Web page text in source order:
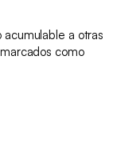
a otras
como